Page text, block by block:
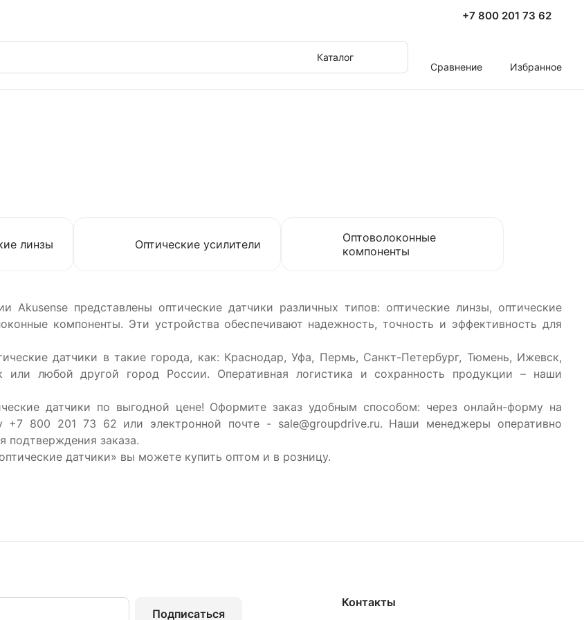
+7 800 201 73 62
Каталог
Сравнение
Избранное
линзы Оптические усилители
Оптоволоконные
компоненты
Akusense представлены оптические датчики различных типов: оптические линзы, оптические
компоненты. Эти устройства обеспечивают надежность, точность и эффективность для
датчики в такие города, как: Краснодар, Уфа, Пермь, Санкт-Петербург, Тюмень, Ижевск,
или любой другой город России. Оперативная логистика и сохранность продукции – наши
датчики по выгодной цене! Оформите заказ удобным способом: через онлайн-форму на
+7 800 201 73 62 или электронной почте - sale@groupdrive.ru. Наши менеджеры оперативно
подтверждения заказа.
датчики» вы можете купить оптом и в розницу.
Подписаться
Контакты